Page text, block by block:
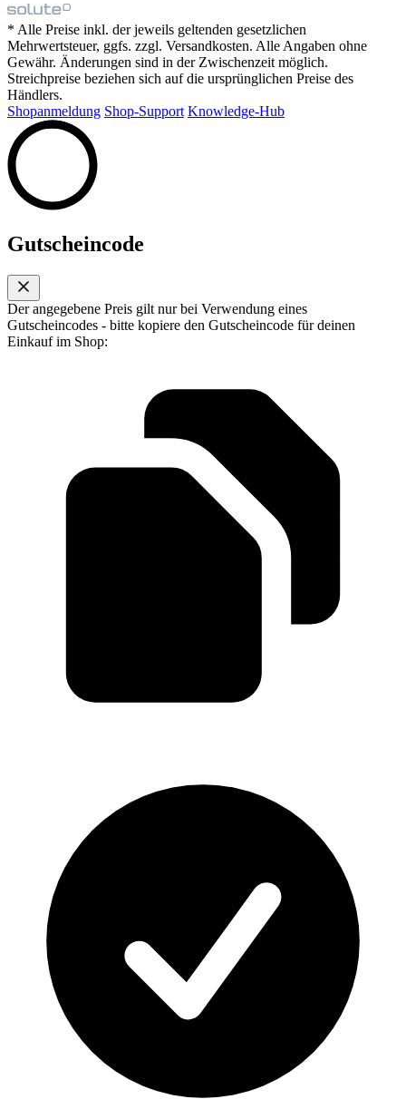
* Alle Preise inkl. der jeweils geltenden gesetzlichen
Mehrwertsteuer, ggfs. zzgl. Versandkosten. Alle Angaben ohne
Gewähr. Änderungen sind in der Zwischenzeit möglich.
Streichpreise beziehen sich auf die ursprünglichen Preise des
Händlers.
Shopanmeldung Shop-Support Knowledge-Hub
Gutscheincode
Der angegebene Preis gilt nur bei Verwendung eines
Gutscheincodes - bitte kopiere den Gutscheincode für deinen
Einkauf im Shop: